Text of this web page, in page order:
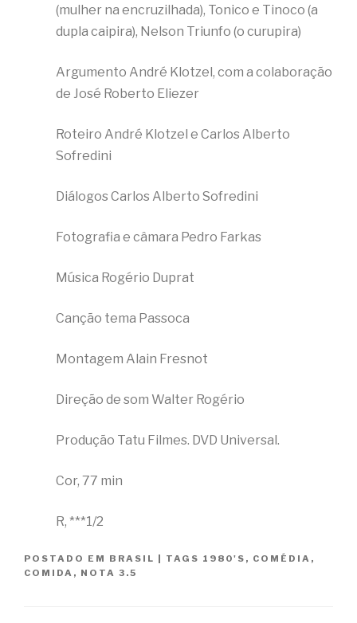
(mulher na encruzilhada), Tonico e Tinoco (a
dupla caipira), Nelson Triunfo (o curupira)
Argumento André Klotzel, com a colaboração
de José Roberto Eliezer
Roteiro André Klotzel e Carlos Alberto
Sofredini
Diálogos Carlos Alberto Sofredini
Fotografia e câmara Pedro Farkas
Música Rogério Duprat
Canção tema Passoca
Montagem Alain Fresnot
Direção de som Walter Rogério
Produção Tatu Filmes. DVD Universal.
Cor, 77 min
R, ***1/2
POSTADO EM BRASIL | TAGS 1980'S , COMÉDIA ,
COMIDA , NOTA 3.5